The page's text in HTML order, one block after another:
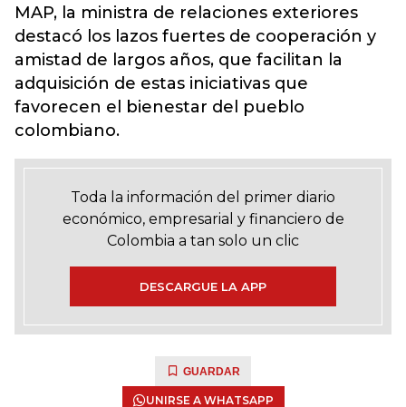
MAP, la ministra de relaciones exteriores
destacó los lazos fuertes de cooperación y
amistad de largos años, que facilitan la
adquisición de estas iniciativas que
favorecen el bienestar del pueblo
colombiano.
Toda la información del primer diario
económico, empresarial y financiero de
Colombia a tan solo un clic
DESCARGUE LA APP
GUARDAR
UNIRSE A WHATSAPP